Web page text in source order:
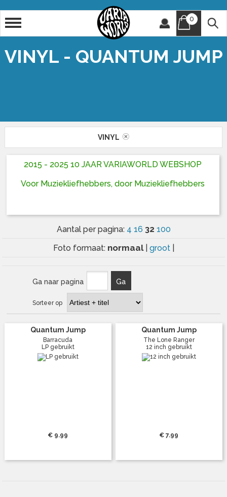
0
VINYL - QUANTUM JUMP
VINYL
2015 - 2025 10 JAAR VARIAWORLD WEBSHOP
Voor Muziekliefhebbers, door Muziekliefhebbers
Aantal per pagina: 4 16 32 100
Foto formaat: normaal groot
Ga naar pagina Ga
Sorteer op
Quantum Jump
Barracuda
LP gebruikt
€ 9.99
Quantum Jump
The Lone Ranger
12 inch gebruikt
€ 7.99